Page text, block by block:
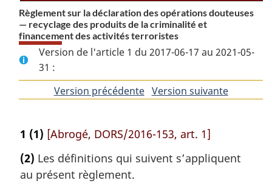
Règlement sur la déclaration des opérations douteuses
— recyclage des produits de la criminalité et
financement des activités terroristes
Version de l'article 1 du 2017-06-17 au 2021-05-
31 :
Version précédentedeVersion suivantede
1 (1) [Abrogé, DORS/2016-153, art. 1]
(2) Les définitions qui suivent s’appliquent
au présent règlement.